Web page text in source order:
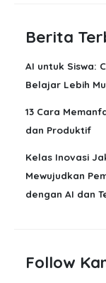
Berita
AI untuk Siswa:
Belajar Lebih
13 Cara
dan Produktif
Kelas Inovasi
Mewujudkan
dengan AI dan
Follow